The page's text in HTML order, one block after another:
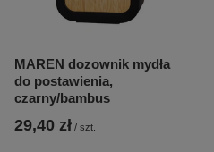
MAREN dozownik mydła
do postawienia,
czarny/bambus
29,40 zł / szt.